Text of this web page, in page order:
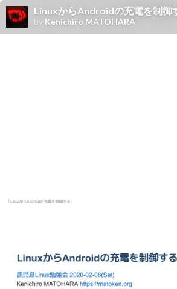
LinuxからAndroidの充電を制御
by Kenichiro MATOHARA